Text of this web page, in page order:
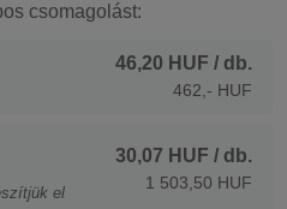
csomagolást:
46,20 HUF / db.
462,- HUF
el
30,07 HUF / db.
1 503,50 HUF